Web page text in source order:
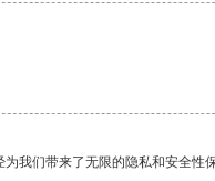
我们带来了无限的隐私和安全性保